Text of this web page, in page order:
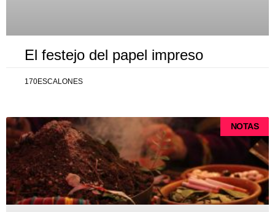
El festejo del papel impreso
170ESCALONES
NOTAS